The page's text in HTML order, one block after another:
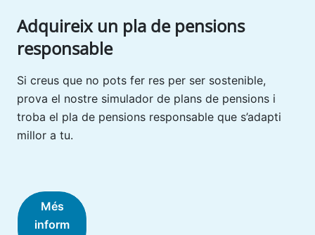
Adquireix un pla de pensions
responsable
Si creus que no pots fer res per ser sostenible,
prova el nostre simulador de plans de pensions i
troba el pla de pensions responsable que s’adapti
millor a tu.
Més
inform